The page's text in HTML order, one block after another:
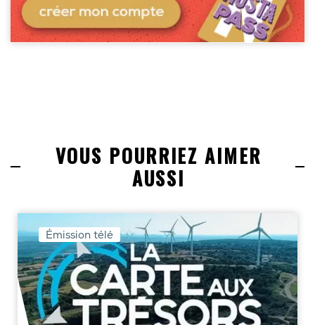
VOUS POURRIEZ AIMER
AUSSI
Émission télé